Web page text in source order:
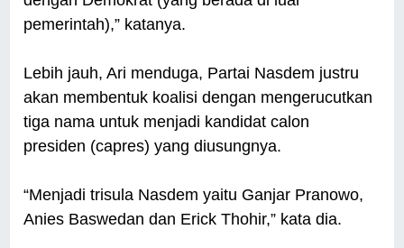
pemerintah),” katanya.
Lebih jauh, Ari menduga, Partai Nasdem justru
akan membentuk koalisi dengan mengerucutkan
tiga nama untuk menjadi kandidat calon
presiden (capres) yang diusungnya.
“Menjadi trisula Nasdem yaitu Ganjar Pranowo,
Anies Baswedan dan Erick Thohir,” kata dia.